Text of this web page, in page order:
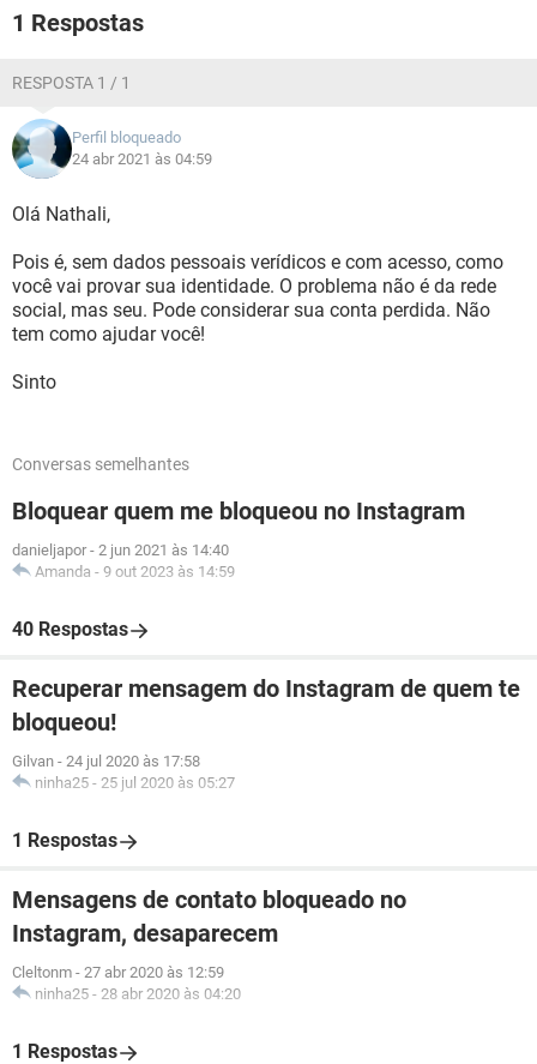
1 Respostas
RESPOSTA 1 / 1
Perfil bloqueado
24 abr 2021 às 04:59
Olá Nathali,
Pois é, sem dados pessoais verídicos e com acesso, como
você vai provar sua identidade. O problema não é da rede
social, mas seu. Pode considerar sua conta perdida. Não
tem como ajudar você!
Sinto
Conversas semelhantes
Bloquear quem me bloqueou no Instagram
danieljapor - 2 jun 2021 às 14:40
Amanda - 9 out 2023 às 14:59
40 Respostas
Recuperar mensagem do Instagram de quem te
bloqueou!
Gilvan - 24 jul 2020 às 17:58
ninha25 - 25 jul 2020 às 05:27
1 Respostas
Mensagens de contato bloqueado no
Instagram, desaparecem
Cleltonm - 27 abr 2020 às 12:59
ninha25 - 28 abr 2020 às 04:20
1 Respostas